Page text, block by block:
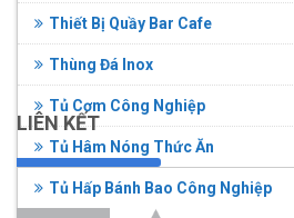
Thiết Bị Quầy Bar Cafe
Thùng Đá Inox
Tủ Cơm Công Nghiệp
Tủ Hâm Nóng Thức Ăn
Tủ Hấp Bánh Bao Công Nghiệp
LIÊN KẾT